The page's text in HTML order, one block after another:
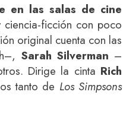
en las salas de cine
ficción con poco
original cuenta con las
Sarah Silverman –
Dirige la cinta Rich
tanto de Los Simpsons